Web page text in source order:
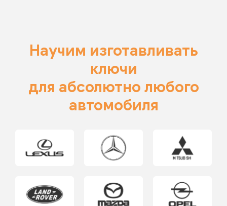
Научим изготавливать
ключи
для абсолютно любого
автомобиля